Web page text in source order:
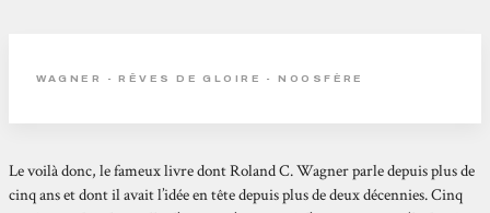
WAGNER - RÊVES DE GLOIRE - NOOSFÈRE
Le voilà donc, le fameux livre dont Roland C. Wagner parle depuis plus de
cinq ans et dont il avait l’idée en tête depuis plus de deux décennies. Cinq